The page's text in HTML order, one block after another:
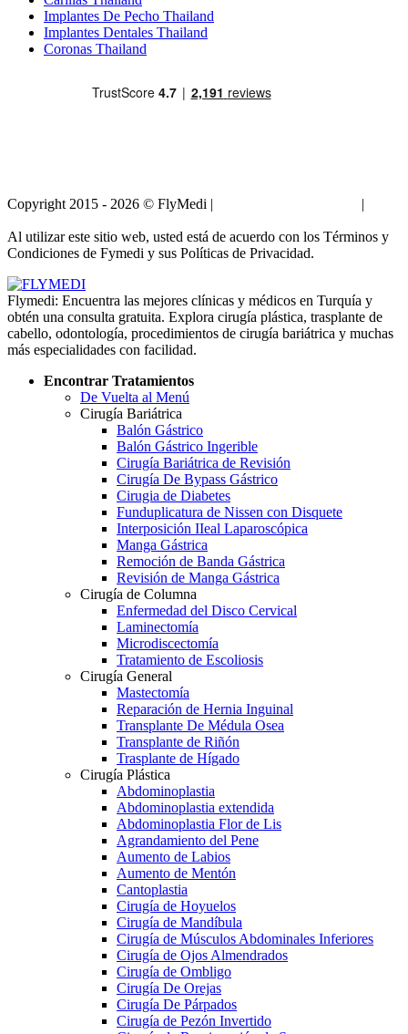
Implantes De Pecho Thailand
Implantes Dentales Thailand
Coronas Thailand
Copyright 2015 - 2026 © FlyMedi |
|
Al utilizar este sitio web, usted está de acuerdo con los Términos y
Condiciones de Fymedi y sus Políticas de Privacidad.
Flymedi: Encuentra las mejores clínicas y médicos en Turquía y
obtén una consulta gratuita. Explora cirugía plástica, trasplante de
cabello, odontología, procedimientos de cirugía bariátrica y muchas
más especialidades con facilidad.
Encontrar Tratamientos
De Vuelta al Menú
Cirugía Bariátrica
Balón Gástrico
Balón Gástrico Ingerible
Cirugía Bariátrica de Revisión
Cirugía De Bypass Gástrico
Cirugia de Diabetes
Funduplicatura de Nissen con Disquete
Interposición IIeal Laparoscópica
Manga Gástrica
Remoción de Banda Gástrica
Revisión de Manga Gástrica
Cirugía de Columna
Enfermedad del Disco Cervical
Laminectomía
Microdiscectomía
Tratamiento de Escoliosis
Cirugía General
Mastectomía
Reparación de Hernia Inguinal
Transplante De Médula Osea
Transplante de Riñón
Trasplante de Hígado
Cirugía Plástica
Abdominoplastia
Abdominoplastia extendida
Abdominoplastia Flor de Lis
Agrandamiento del Pene
Aumento de Labios
Aumento de Mentón
Cantoplastia
Cirugía de Hoyuelos
Cirugía de Mandíbula
Cirugía de Músculos Abdominales Inferiores
Cirugía de Ojos Almendrados
Cirugía de Ombligo
Cirugía De Orejas
Cirugía De Párpados
Cirugía de Pezón Invertido